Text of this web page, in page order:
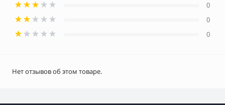
0
0
0
Нет отзывов об этом товаре.